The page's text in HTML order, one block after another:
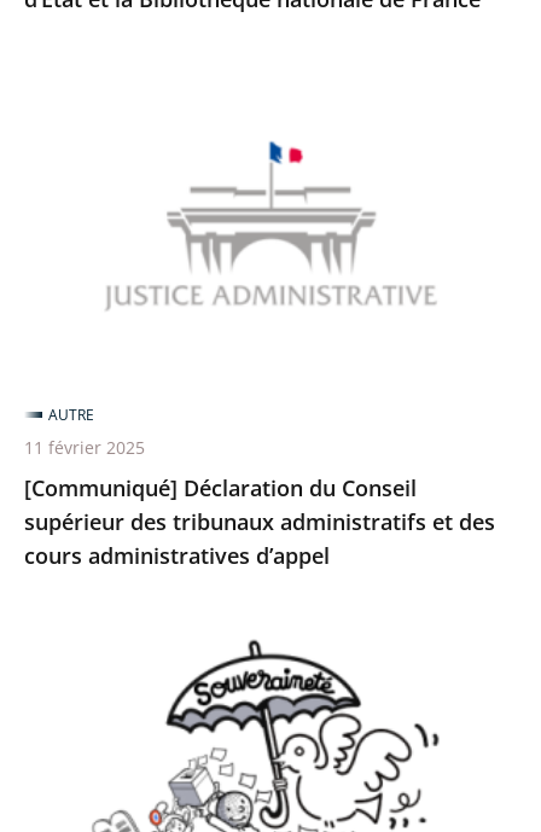
tribunaux
administratifs
cours
administratives
d’appel
[Communiqué] Déclaration du Conseil
supérieur des tribunaux administratifs et des
cours administratives d’appel
AUTRE
11 février 2025
souveraineté